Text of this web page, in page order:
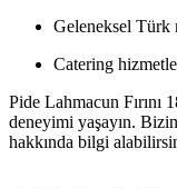
Geleneksel Türk
Catering
Pide Lahmacun
deneyimi yaşayın.
hakkında bilgi